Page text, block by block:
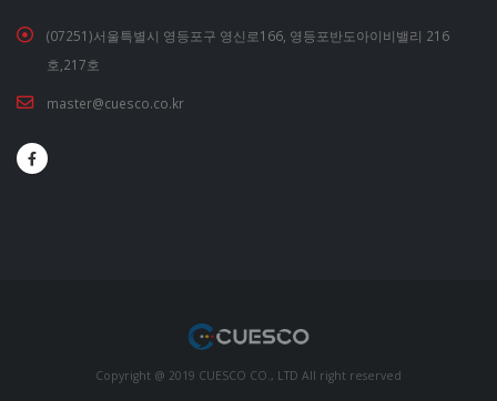
(07251)서울특별시 영등포구 영신로166, 영등포반도아이비밸리 216
호,217호
master@cuesco.co.kr
Copyright @ 2019 CUESCO CO., LTD All right reserved